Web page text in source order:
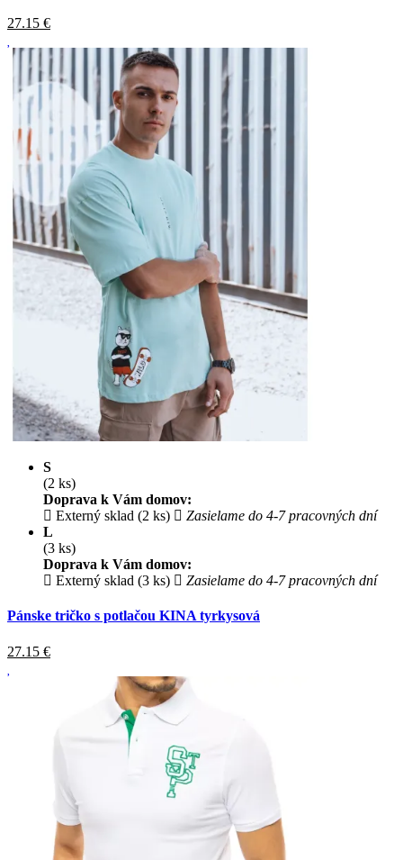
27.15 €
S
(2 ks)
Doprava k Vám domov:
Externý sklad (2 ks)
Zasielame do 4-7 pracovných dní
L
(3 ks)
Doprava k Vám domov:
Externý sklad (3 ks)
Zasielame do 4-7 pracovných dní
Pánske tričko s potlačou KINA tyrkysová
27.15 €